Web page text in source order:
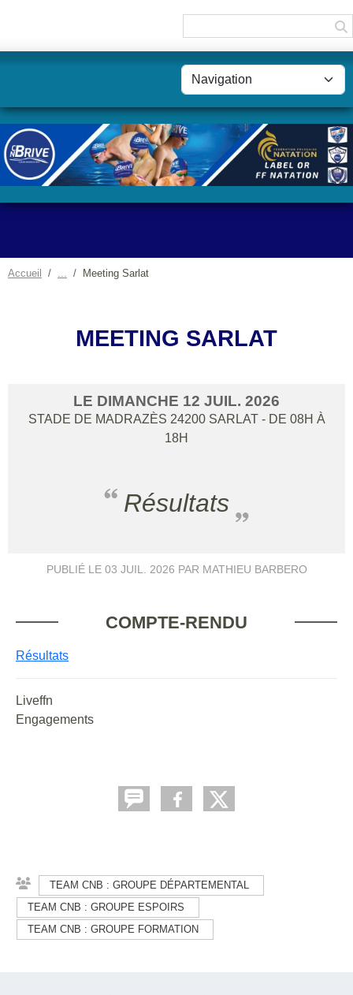
Accueil Meeting Sarlat
MEETING SARLAT
LE DIMANCHE 12 JUIL. 2026
STADE DE MADRAZÈS 24200 SARLAT - DE 08H À
18H
Résultats
PUBLIÉ LE 03 JUIL. 2026 PAR MATHIEU BARBERO
COMPTE-RENDU
Résultats
Liveffn
Engagements
TEAM CNB : GROUPE DÉPARTEMENTAL
TEAM CNB : GROUPE ESPOIRS
TEAM CNB : GROUPE FORMATION